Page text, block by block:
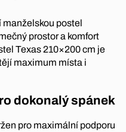
postel
prostor a komfort
Texas 210×200 cm je
maximum místa i
dokonalý spánek
pro maximální podporu